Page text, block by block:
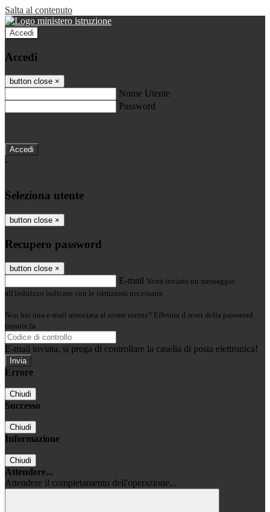
Salta al contenuto
Accedi
Accedi
button close ×
Nome Utente
Password
-
Seleziona utente
button close ×
Recupero password
button close ×
E-mail Verrà inviato un messaggio
all'indirizzo indicato con le istruzioni necessarie.
Non hai una e-mail associata al nome utente? Effettua il reset della password
tramite la
E-mail inviata, si prega di controllare la casella di posta elettronica!
Errore
Chiudi
Successo
Chiudi
Informazione
Chiudi
Attendere...
Attendere il completamento dell'operazione...